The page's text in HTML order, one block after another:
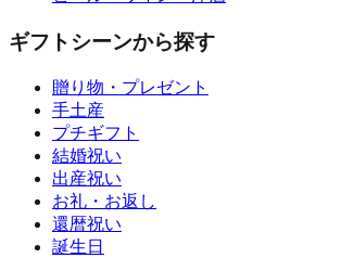
ギフトシーンから探す
贈り物・プレゼント
手土産
プチギフト
結婚祝い
出産祝い
お礼・お返し
還暦祝い
誕生日